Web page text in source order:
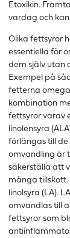
Etoxikin.
vardag och
Olika fettsyror
essentiella för
dem själv utan
Exempel på
fetterna
kombination
fettsyror varav
linolensyra
förlängas till de
omvandling är
säkerställa att
många
linolsyra (LA).
omvandlas till
fettsyror som